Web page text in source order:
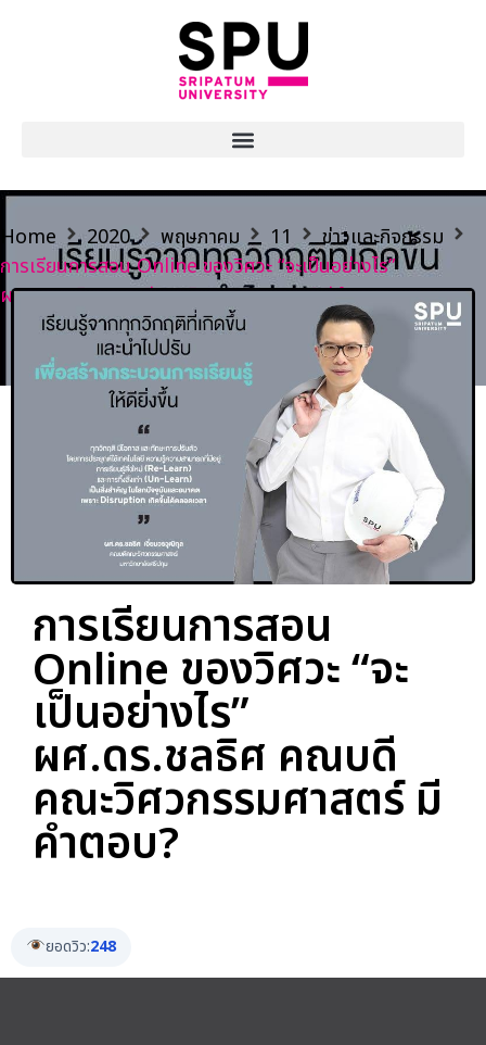
Home 2020 พฤษภาคม 11
ข่าวและกิจกรรม
การเรียนการสอน Online ของวิศวะ “จะเป็นอย่างไร”
ผศ.ดร.ชลธิศ คณบดีคณะวิศวกรรมศาสตร์ มีคำตอบ?
การเรียนการสอน
Online ของวิศวะ “จะ
เป็นอย่างไร”
ผศ.ดร.ชลธิศ คณบดี
คณะวิศวกรรมศาสตร์ มี
คำตอบ?
ยอดวิว:248